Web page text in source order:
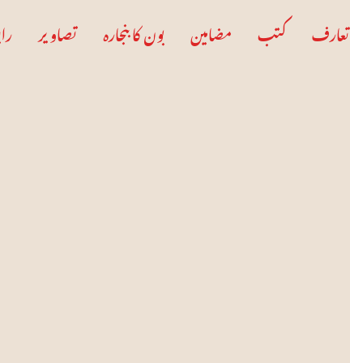
تصاویر بون کا بنجارہ مضامین کتب تعارف